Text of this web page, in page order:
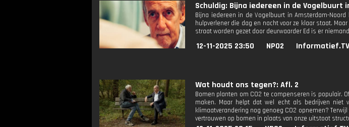
Schuldig: Bijna iedereen in de
Bijna iedereen in de Vogelbuurt in Amsterdam-
hulpverlener die dag en nacht voor ze klaar staat.
straat worden gezet door deurwaarder Ed is er
12-11-2025 23:50 NPO2 Informatief.TV
Wat houdt ons tegen?: Afl. 2
Bomen planten om CO2 te compenseren is populair.
maken. Maar helpt dat wel echt als bedrijven niet
klimaatverandering nog genoeg CO2 opnemen?
vertrouwen op bomen in plaats van onze uitstoot